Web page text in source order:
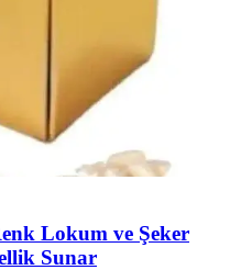
Lokum ve Şeker
Sunar